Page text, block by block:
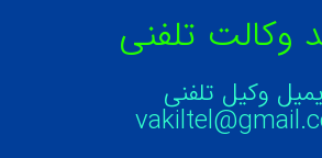
وکالت تلفنی
وکیل تلفنی